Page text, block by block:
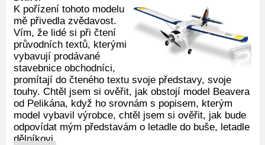
K pořízení tohoto modelu
mě přivedla zvědavost.
Vím, že lidé si při čtení
průvodních textů, kterými
vybavují prodávané
stavebnice obchodníci,
promítají do čteného textu svoje představy, svoje
touhy. Chtěl jsem si ověřit, jak obstojí model Beavera
od Pelikána, když ho srovnám s popisem, kterým
model vybavil výrobce, chtěl jsem si ověřit, jak bude
odpovídat mým představám o letadle do buše, letadle
dělníkovi.